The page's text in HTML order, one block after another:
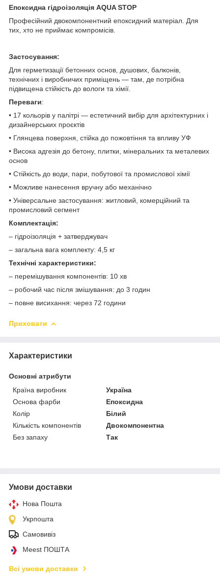
Епоксидна гідроізоляція AQUA STOP
Професійний двокомпонентний епоксидний матеріал. Для
тих, хто не приймає компромісів.
Застосування:
Для герметизації бетонних основ, душових, балконів,
технічних і виробничих приміщень — там, де потрібна
підвищена стійкість до вологи та хімії.
Переваги:
• 17 кольорів у палітрі — естетичний вибір для архітектурних і
дизайнерських проєктів
• Глянцева поверхня, стійка до пожовтіння та впливу УФ
• Висока адгезія до бетону, плитки, мінеральних та металевих
основ
• Стійкість до води, пари, побутової та промислової хімії
• Можливе нанесення вручну або механічно
• Універсальне застосування: житловий, комерційний та
промисловий сегмент
Комплектація:
– гідроізоляція + затверджувач
– загальна вага комплекту: 4,5 кг
Технічні характеристики:
– перемішування компонентів: 10 хв
– робочий час після змішування: до 3 годин
– повне висихання: через 72 години
Приховати
Характеристики
Основні атрибути
Країна виробник
Україна
Основа фарби
Епоксидна
Колір
Білий
Кількість компонентів
Двокомпонентна
Без запаху
Так
Умови доставки
Нова Пошта
Укрпошта
Самовивіз
Meest ПОШТА
Всі умови доставки